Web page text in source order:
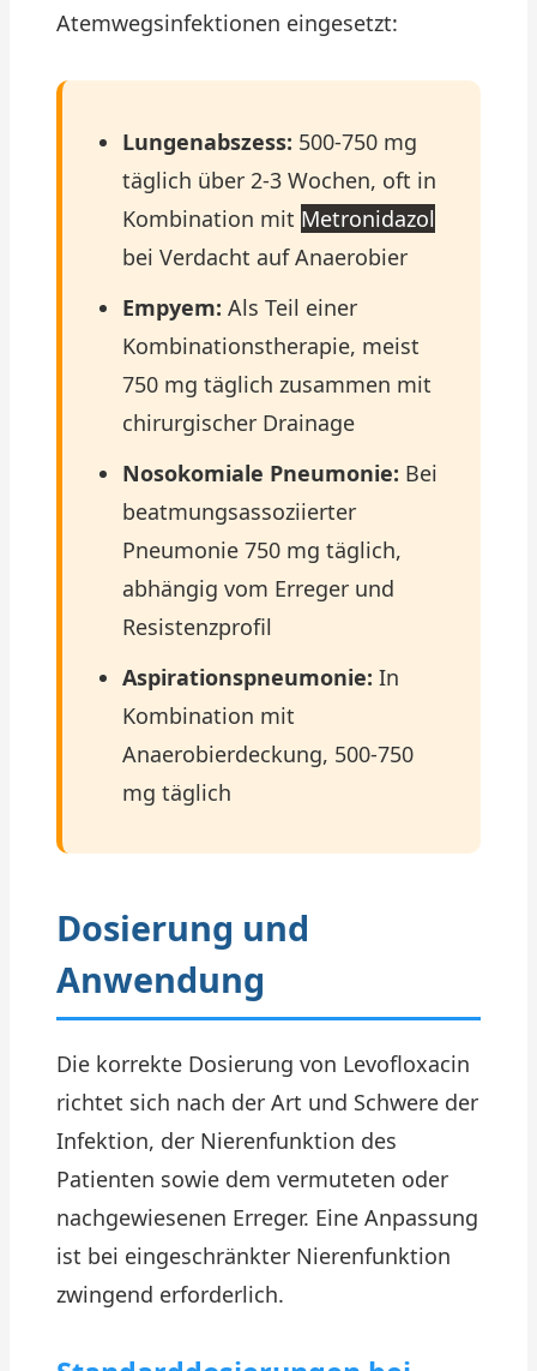
Atemwegsinfektionen eingesetzt:
Lungenabszess: 500-750 mg
täglich über 2-3 Wochen, oft in
Kombination mit Metronidazol
bei Verdacht auf Anaerobier
Empyem: Als Teil einer
Kombinationstherapie, meist
750 mg täglich zusammen mit
chirurgischer Drainage
Nosokomiale Pneumonie: Bei
beatmungsassoziierter
Pneumonie 750 mg täglich,
abhängig vom Erreger und
Resistenzprofil
Aspirationspneumonie: In
Kombination mit
Anaerobierdeckung, 500-750
mg täglich
Dosierung und
Anwendung
Die korrekte Dosierung von Levofloxacin
richtet sich nach der Art und Schwere der
Infektion, der Nierenfunktion des
Patienten sowie dem vermuteten oder
nachgewiesenen Erreger. Eine Anpassung
ist bei eingeschränkter Nierenfunktion
zwingend erforderlich.